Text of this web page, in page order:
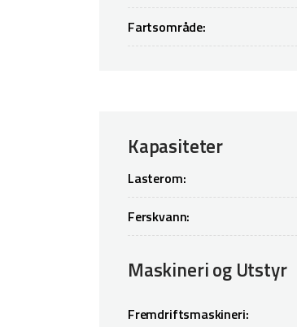
Fartsområde:
Kapasiteter
Lasterom:
Ferskvann:
Maskineri og Utstyr
Fremdriftsmaskineri: